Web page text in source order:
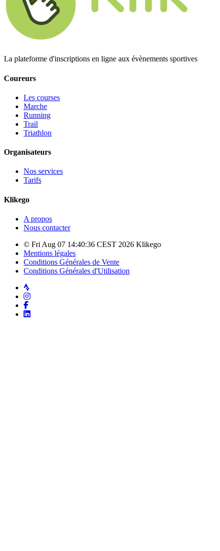
La plateforme d'inscriptions en ligne aux évènements sportives
Coureurs
Les courses
Marche
Running
Trail
Triathlon
Organisateurs
Nos services
Tarifs
Klikego
A propos
Nous contacter
© Fri Aug 07 14:40:36 CEST 2026 Klikego
Mentions légales
Conditions Générales de Vente
Conditions Générales d'Utilisation
Strava
Instagram
Facebook
LinkedIn